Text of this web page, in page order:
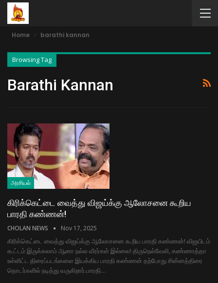
Home barathi kannan
Browsing Tag
Barathi Kannan
அரசியல்
கிரிக்கெட்டை வைத்து விஜய்க்கு ஆலோசனை கூறிய
பாரதி கண்ணன்!
CHOLAN NEWS Nov 17, 2025
கிரிக்கெட்டை வைத்து விஜய்க்கு ஆலோசனை கூறிய பாரதி கண்ணன்! விஜயிடம்
கூட்டம் இருக்கலாம் ஆனா நல்ல வீரர்கள் இல்லை! திருநெல்வேலி, கண்ணாத்தா
உள்ளிட்ட திரைப்படங்களை இயக்கிய பாரதி கண்ணன் தற்போது சின்னத்திரை
தொடர்களில் நடித்து வருகிறார்.பாரதி…